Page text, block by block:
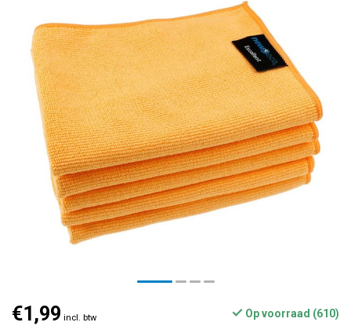
€1,99 incl. btw Op voorraad (610)